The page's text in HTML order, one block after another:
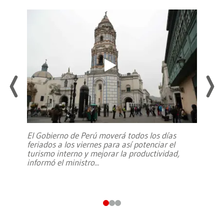
El Gobierno de Perú moverá todos los días
feriados a los viernes para así potenciar el
turismo interno y mejorar la productividad,
informó el ministro...